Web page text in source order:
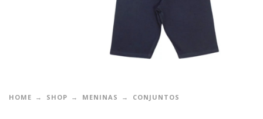
HOME SHOP MENINAS CONJUNTOS